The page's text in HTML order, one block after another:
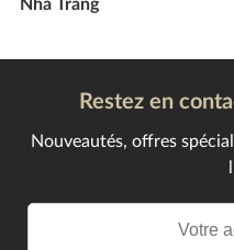
Nha Trang
Restez en
Nouveautés, offres